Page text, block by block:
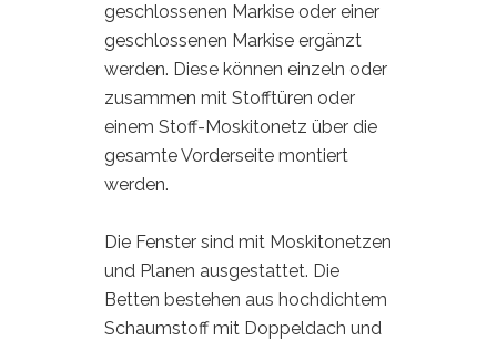
geschlossenen Markise oder einer
geschlossenen Markise ergänzt
werden. Diese können einzeln oder
zusammen mit Stofftüren oder
einem Stoff-Moskitonetz über die
gesamte Vorderseite montiert
werden.
Die Fenster sind mit Moskitonetzen
und Planen ausgestattet. Die
Betten bestehen aus hochdichtem
Schaumstoff mit Doppeldach und